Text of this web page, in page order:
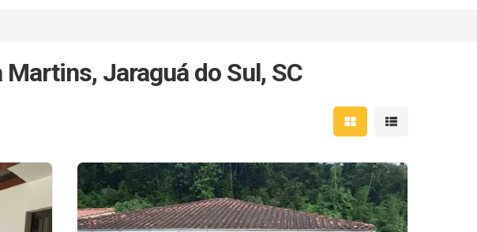
Jaraguá do Sul, SC
Mostrar resultados em
Mostrar